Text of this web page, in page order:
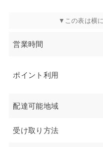
営業時間
ポイント利用
配達可能地域
受け取り方法